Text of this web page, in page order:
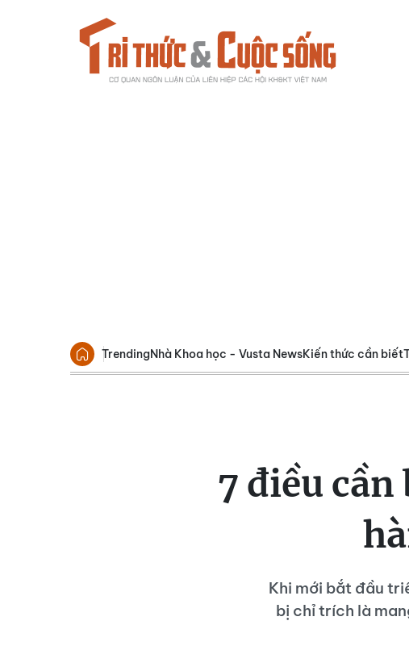
TrendingNhà Khoa học - Vusta NewsKiến thức cần biết
7 điều
Khi mới bắt đầu
bị chỉ trích là